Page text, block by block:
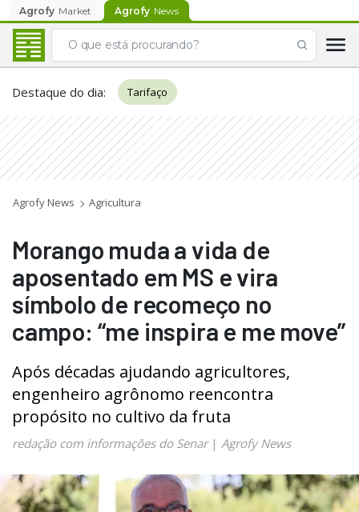
Agrofy Market Agrofy News
Destaque do dia: Tarifaço
Agrofy News Agricultura
Morango muda a vida de
aposentado em MS e vira
símbolo de recomeço no
campo: “me inspira e me move”
Após décadas ajudando agricultores,
engenheiro agrônomo reencontra
propósito no cultivo da fruta
redação com informações do Senar| Agrofy News